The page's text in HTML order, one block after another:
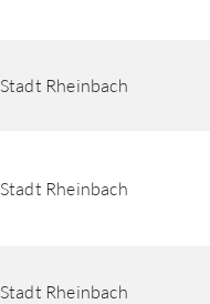
Stadt Rheinbach
Stadt Rheinbach
Stadt Rheinbach